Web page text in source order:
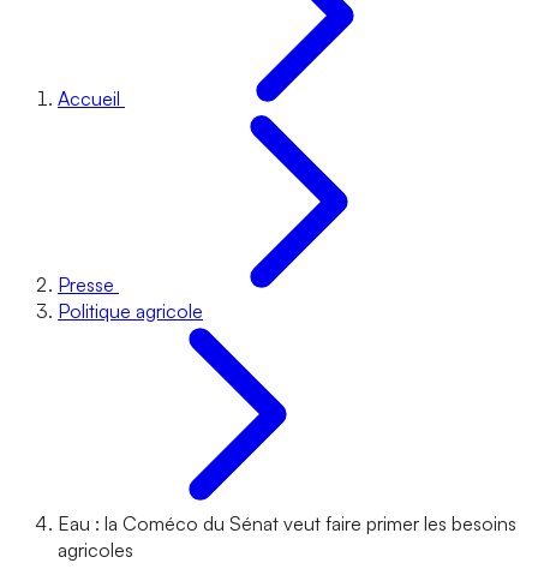
Accueil
Presse
Politique agricole
Eau : la Coméco du Sénat veut faire primer les besoins
agricoles